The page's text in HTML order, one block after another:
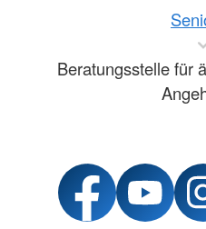
Beratungsstelle für